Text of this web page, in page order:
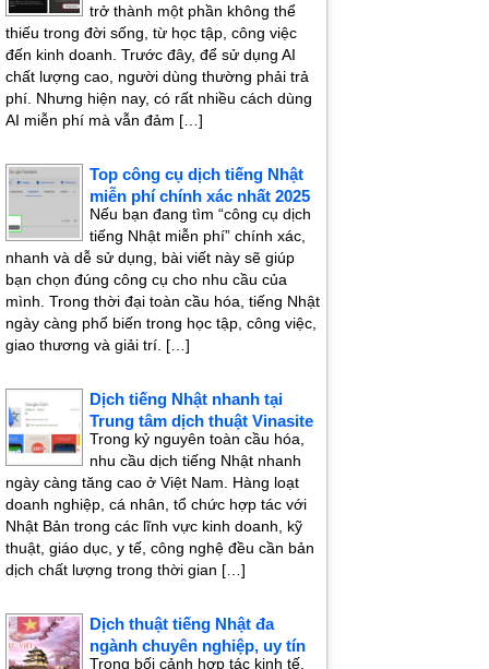
trở thành một phần không thể
thiếu trong đời sống, từ học tập, công việc
đến kinh doanh. Trước đây, để sử dụng AI
chất lượng cao, người dùng thường phải trả
phí. Nhưng hiện nay, có rất nhiều cách dùng
AI miễn phí mà vẫn đảm […]
Top công cụ dịch tiếng Nhật
miễn phí chính xác nhất 2025
Nếu bạn đang tìm “công cụ dịch
tiếng Nhật miễn phí” chính xác,
nhanh và dễ sử dụng, bài viết này sẽ giúp
bạn chọn đúng công cụ cho nhu cầu của
mình. Trong thời đại toàn cầu hóa, tiếng Nhật
ngày càng phổ biến trong học tập, công việc,
giao thương và giải trí. […]
Dịch tiếng Nhật nhanh tại
Trung tâm dịch thuật Vinasite
Trong kỷ nguyên toàn cầu hóa,
nhu cầu dịch tiếng Nhật nhanh
ngày càng tăng cao ở Việt Nam. Hàng loạt
doanh nghiệp, cá nhân, tổ chức hợp tác với
Nhật Bản trong các lĩnh vực kinh doanh, kỹ
thuật, giáo dục, y tế, công nghệ đều cần bản
dịch chất lượng trong thời gian […]
Dịch thuật tiếng Nhật đa
ngành chuyên nghiệp, uy tín
Trong bối cảnh hợp tác kinh tế,